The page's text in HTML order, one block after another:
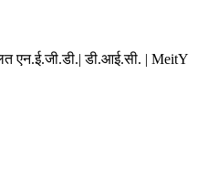
एन.ई.जी.डी.| डी.आई.सी. | MeitY